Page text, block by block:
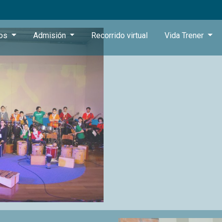
Admisión Recorrido virtual Vida Trener